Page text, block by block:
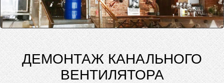
ДЕМОНТАЖ КАНАЛЬНОГО
ВЕНТИЛЯТОРА